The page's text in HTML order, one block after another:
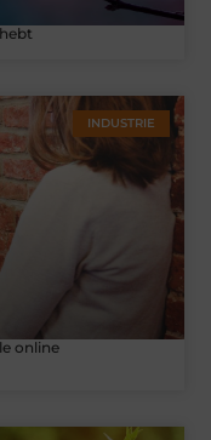
INDUSTRIE
online